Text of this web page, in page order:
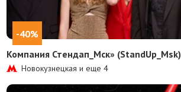
-40%
Компания Стендап_Мск» (StandUp_Msk)
Новокузнецкая и еще4